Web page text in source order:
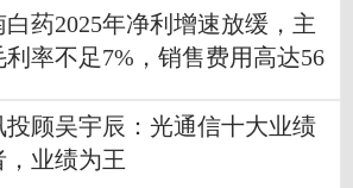
白药2025年净利增速放缓，主
利率不足7%，销售费用高达56
投顾吴宇辰：光通信十大业绩
，业绩为王